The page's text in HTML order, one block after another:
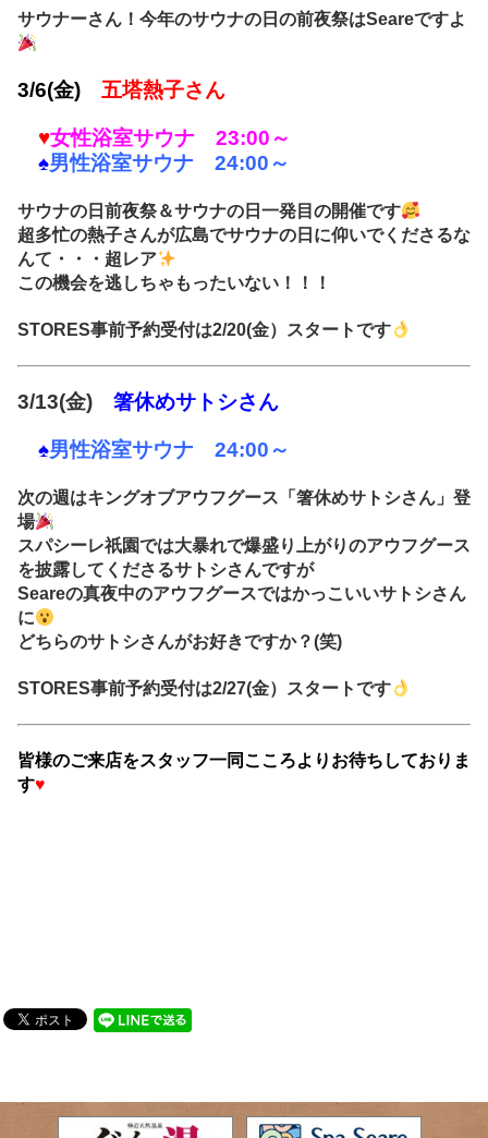
サウナーさん！今年のサウナの日の前夜祭はSeareですよ
3/6(金) 五塔熱子さん
♥女性浴室サウナ 23:00～
♠男性浴室サウナ 24:00～
サウナの日前夜祭＆サウナの日一発目の開催です
超多忙の熱子さんが広島でサウナの日に仰いでくださるな
んて・・・超レア
この機会を逃しちゃもったいない！！！
STORES事前予約受付は2/20(金）スタートです
3/13(金) 箸休めサトシさん
♠男性浴室サウナ 24:00～
次の週はキングオブアウフグース「箸休めサトシさん」登
場
スパシーレ祇園では大暴れで爆盛り上がりのアウフグース
を披露してくださるサトシさんですが
Seareの真夜中のアウフグースではかっこいいサトシさん
に
どちらのサトシさんがお好きですか？(笑)
STORES事前予約受付は2/27(金）スタートです
皆様のご来店をスタッフ一同こころよりお待ちしておりま
す♥